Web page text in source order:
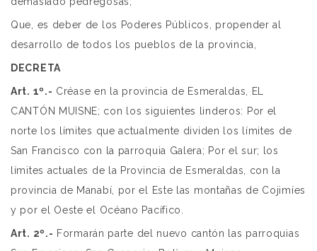
Que, es deber de los Poderes Públicos, propender al
desarrollo de todos los pueblos de la provincia,
DECRETA
Art. 1º.- Créase en la provincia de Esmeraldas, EL
CANTÓN MUISNE; con los siguientes linderos: Por el
norte los límites que actualmente dividen los límites de
San Francisco con la parroquia Galera; Por el sur; los
límites actuales de la Provincia de Esmeraldas, con la
provincia de Manabí, por el Este las montañas de Cojimíes
y por el Oeste el Océano Pacífico.
Art. 2º.- Formarán parte del nuevo cantón las parroquias